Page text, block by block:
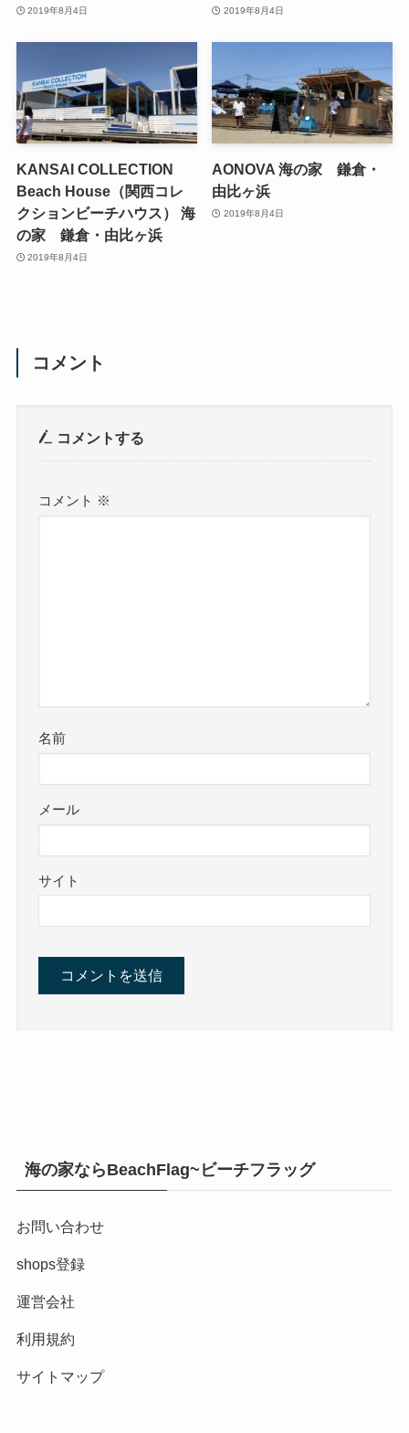
2019年8月4日 2019年8月4日
KANSAI COLLECTION
Beach House（関西コレ
クションビーチハウス） 海
の家 鎌倉・由比ヶ浜
2019年8月4日
AONOVA 海の家 鎌倉・
由比ヶ浜
2019年8月4日
コメント
コメントする
コメント ※
名前
メール
サイト
海の家ならBeachFlag~ビーチフラッグ
お問い合わせ
shops登録
運営会社
利用規約
サイトマップ